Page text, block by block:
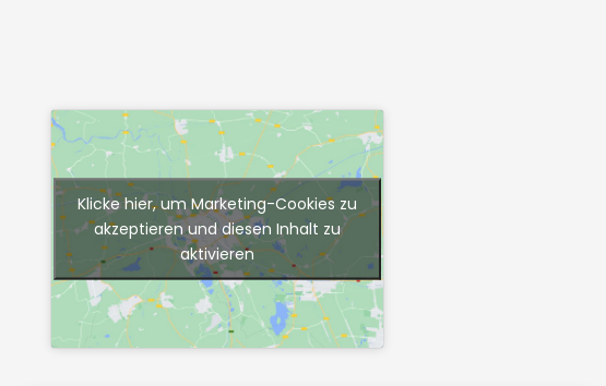
Klicke hier, um Marketing-Cookies zu
akzeptieren und diesen Inhalt zu
aktivieren